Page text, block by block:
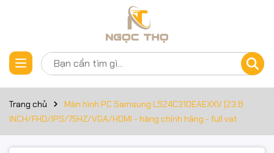
Trang chủ
Màn hình PC Samsung LS24C310EAEXXV (23.8
INCH/FHD/IPS/75HZ/VGA/HDMI - hàng chính hãng - full vat
Thông số kỹ thuật
Kiểu dáng màn hình: Phẳng
Kích thước mặc định: 23.8 inch
Đặt trước sản phẩm